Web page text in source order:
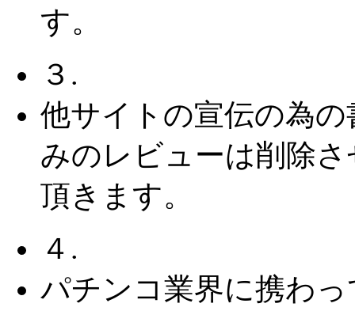
す。
３.
他サイトの宣伝の為の
みのレビューは削除さ
頂きます。
４.
パチンコ業界に携わっ